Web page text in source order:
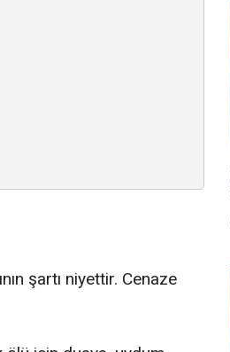
şartı niyettir. Cenaze